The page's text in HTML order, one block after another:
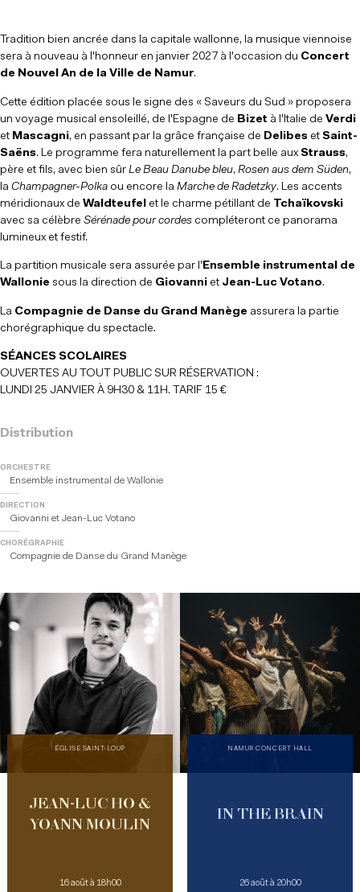
Tradition bien ancrée dans la capitale wallonne, la musique viennoise
sera à nouveau à l'honneur en janvier 2027 à l'occasion du Concert
de Nouvel An de la Ville de Namur.
Cette édition placée sous le signe des « Saveurs du Sud » proposera
un voyage musical ensoleillé, de l'Espagne de Bizet à l'Italie de Verdi
et Mascagni, en passant par la grâce française de Delibes et Saint-
Saëns. Le programme fera naturellement la part belle aux Strauss,
père et fils, avec bien sûr Le Beau Danube bleu, Rosen aus dem Süden,
la Champagner-Polka ou encore la Marche de Radetzky. Les accents
méridionaux de Waldteufel et le charme pétillant de Tchaïkovski
avec sa célèbre Sérénade pour cordes compléteront ce panorama
lumineux et festif.
La partition musicale sera assurée par l'Ensemble instrumental de
Wallonie sous la direction de Giovanni et Jean-Luc Votano.
La Compagnie de Danse du Grand Manège assurera la partie
chorégraphique du spectacle.
SÉANCES SCOLAIRES
OUVERTES AU TOUT PUBLIC SUR RÉSERVATION :
LUNDI 25 JANVIER À 9H30 & 11H. TARIF 15 €
Distribution
ORCHESTRE
Ensemble instrumental de Wallonie
DIRECTION
Giovanni et Jean-Luc Votano
CHORÉGRAPHIE
Compagnie de Danse du Grand Manège
ÉGLISE SAINT-LOUP
JEAN-LUC HO &
YOANN MOULIN
16 août à 18h00
NAMUR CONCERT HALL
IN THE BRAIN
26 août à 20h00